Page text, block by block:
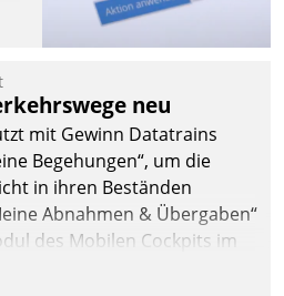
neu
mit Gewinn Datatrains
Begehungen“, um die
in ihren Beständen
Abnahmen & Übergaben“
des Mobilen Cockpits im